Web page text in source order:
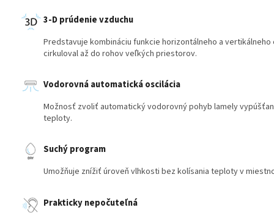
3-D prúdenie vzduchu
Predstavuje kombináciu funkcie horizontálneho a
cirkuloval až do rohov veľkých priestorov.
Vodorovná automatická oscilácia
Možnosť zvoliť automatický vodorovný pohyb lamely
teploty.
Suchý program
Umožňuje znížiť úroveň vlhkosti bez kolísania teploty v
Prakticky nepočuteľná